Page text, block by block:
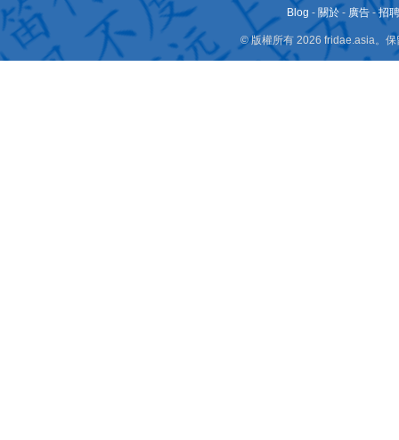
Blog - 關於 - 廣告 -招
© 版權所有 2026 fridae.asia。